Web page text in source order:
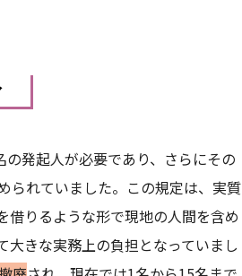
発起人が必要であり、さらにその
られていました。この規定は、実質
借りるような形で現地の人間を含め
きな実務上の負担となっていまし